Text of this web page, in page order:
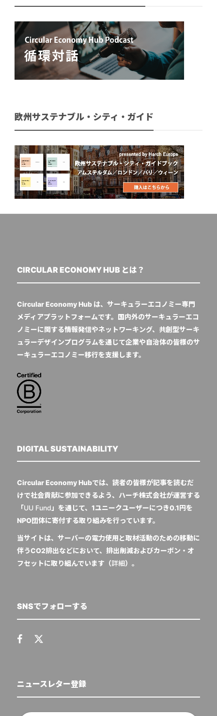
欧州サステナブル・シティ・ガイド
CIRCULAR ECONOMY HUB とは？
Circular Economy Hub は、サーキュラーエコノミー専門
メディアプラットフォームです。国内外のサーキュラーエコ
ノミーに関する情報発信やネットワーキング、共創型サーキ
ュラーデザインプログラムを通じて企業や自治体の皆様のサ
ーキュラーエコノミー移行を支援します。
DIGITAL SUSTAINABILITY
Circular Economy Hubでは、読者の皆様が記事を読むだ
けで社会貢献に参加できるよう、ハーチ株式会社が運営する
「UU Fund 」を通じて、1ユニークユーザーにつき0.1円を
NPO団体に寄付する取り組みを行っています。
当サイトは、サーバーの電力使用と取材活動のための移動に
伴うCO2排出などにおいて、排出削減およびカーボン・オ
フセットに取り組んでいます（詳細）。
SNSでフォローする
ニュースレター登録